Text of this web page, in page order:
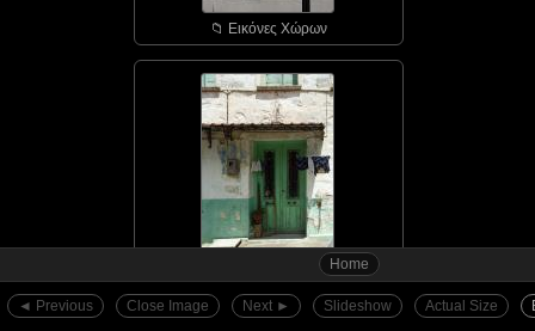
Home
◄︎ Previous Close Image Next ►︎ Slideshow Actual Size
📁︎ Εικόνες Χώρων
📁︎ Αγιάσος - οι πόρτε...